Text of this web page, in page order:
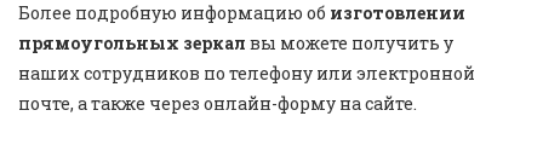
Более подробную информацию об изготовлении
прямоугольных зеркал вы можете получить у
наших сотрудников по телефону или электронной
почте, а также через онлайн-форму на сайте.